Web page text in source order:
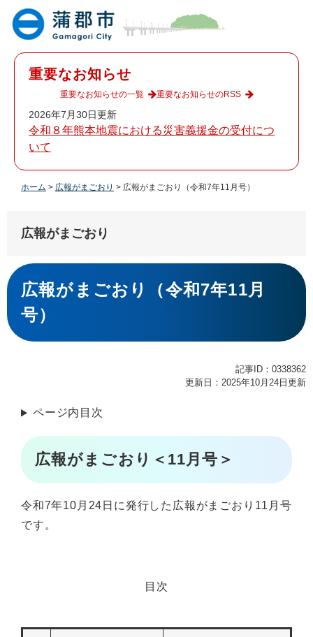
重要なお知らせ
2026年7月30日更新
令和８年熊本地震における災害義援金の受付につ
いて
重要なお知らせの一覧 重要なお知らせのRSS
ホーム > 広報がまごおり > 広報がまごおり（令和7年11月号）
広報がまごおり
本
文
広報がまごおり（令和7年11月
号）
記事ID：0338362
更新日：2025年10月24日更新
ページ内目次
広報がまごおり＜11月号＞
令和7年10月24日に発行した広報がまごおり11月号
です。
目次